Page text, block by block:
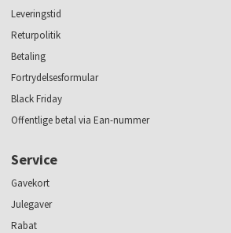
Leveringstid
Returpolitik
Betaling
Fortrydelsesformular
Black Friday
Offentlige betal via Ean-nummer
Service
Gavekort
Julegaver
Rabat